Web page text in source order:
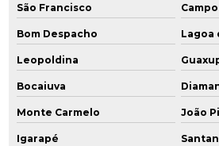
Remediação ambiental rj
Remediação ambiental sp
Remediação de áreas contaminadas
São Francisco
Bom Despacho Lagoa
Leopoldina
Bocaiuva
Monte Carmelo João
Igarapé